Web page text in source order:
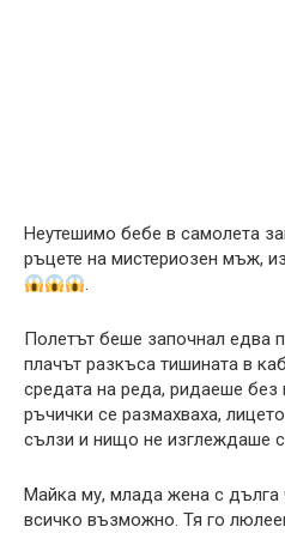
Неутешимо бебе в самолета
ръцете на мистериозен мъж,
.
Полетът беше започнал едва
плачът разкъса тишината в
средата на реда, ридаеше без
ръчички се размахваха,
сълзи и нищо не изглеждаше
Майка му, млада жена с дълга
всичко възможно. Тя го